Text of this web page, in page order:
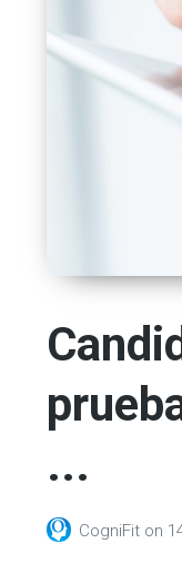
...
CogniFit on